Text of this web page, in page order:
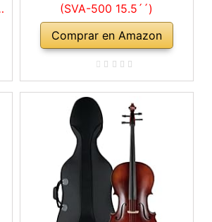
(SVA-500 15.5´´)
Comprar en Amazon